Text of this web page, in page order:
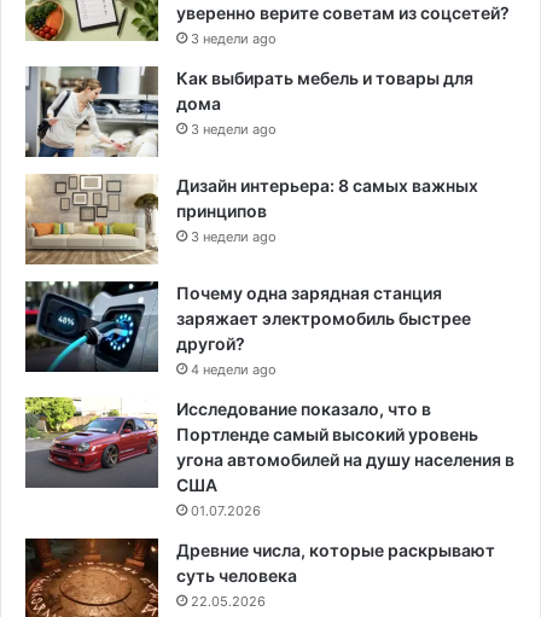
уверенно верите советам из соцсетей?
3 недели ago
Как выбирать мебель и товары для
дома
3 недели ago
Дизайн интерьера: 8 самых важных
принципов
3 недели ago
Почему одна зарядная станция
заряжает электромобиль быстрее
другой?
4 недели ago
Исследование показало, что в
Портленде самый высокий уровень
угона автомобилей на душу населения в
США
01.07.2026
Древние числа, которые раскрывают
суть человека
22.05.2026